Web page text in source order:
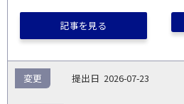
記事を見る
2026-07-23
変更